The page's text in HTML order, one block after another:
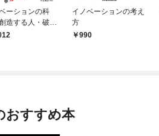
ーションの科
造する人・破壊
人
イノベーションの考え
方
990
おすすめ本